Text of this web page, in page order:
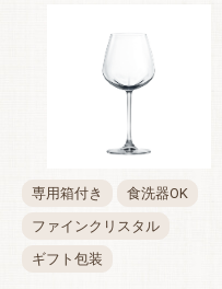
専用箱付き
食洗器OK
ファインクリスタル
ギフト包装